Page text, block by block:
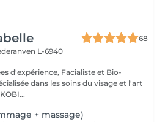
68
L-6940
d'expérience, Facialiste et Bio-
dans les soins du visage et l'art
+ massage)